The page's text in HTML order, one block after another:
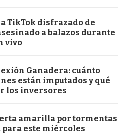
TikTok disfrazado de
a balazos durante
vivo
Ganadera: cuánto
están imputados y qué
los inversores
amarilla por tormentas
este miércoles